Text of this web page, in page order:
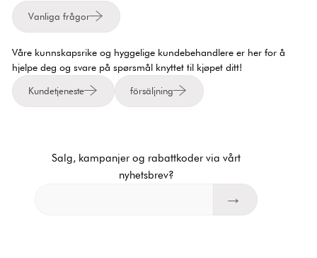
Vanliga frågor
Våre kunnskapsrike og hyggelige kundebehandlere er her for å
hjelpe deg og svare på spørsmål knyttet til kjøpet ditt!
Kundetjeneste försäljning
Salg, kampanjer og rabattkoder via vårt
nyhetsbrev?